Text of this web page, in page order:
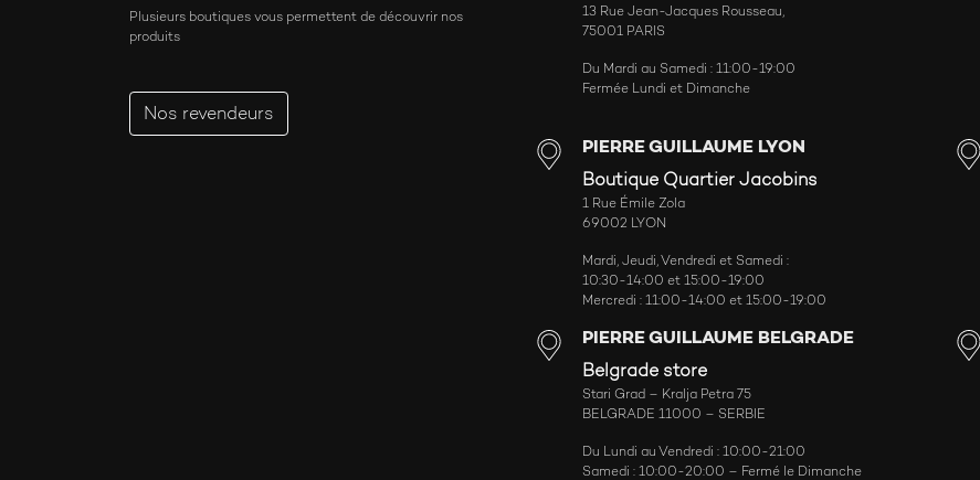
Plusieurs boutiques vous permettent de découvrir nos
produits
Nos revendeurs
13 Rue Jean-Jacques Rousseau,
75001 PARIS
Du Mardi au Samedi : 11:00-19:00
Fermée Lundi et Dimanche
PIERRE GUILLAUME LYON
Boutique Quartier Jacobins
1 Rue Émile Zola
69002 LYON
Mardi, Jeudi, Vendredi et Samedi :
10:30-14:00 et 15:00-19:00
Mercredi : 11:00-14:00 et 15:00-19:00
PIERRE GUILLAUME BELGRADE
Belgrade store
Stari Grad – Kralja Petra 75
BELGRADE 11000 – SERBIE
Du Lundi au Vendredi : 10:00-21:00
Samedi : 10:00-20:00 – Fermé le Dimanche